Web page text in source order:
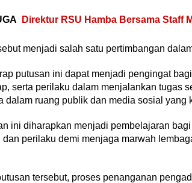
Direktur RSU Hamba Bersama Staff
menjadi salah satu pertimbangan
putusan ini dapat menjadi pengingat
serta perilaku dalam menjalankan tugas
dalam ruang publik dan media sosial yang
ini diharapkan menjadi pembelajaran
dan perilaku demi menjaga marwah
tersebut, proses penanganan